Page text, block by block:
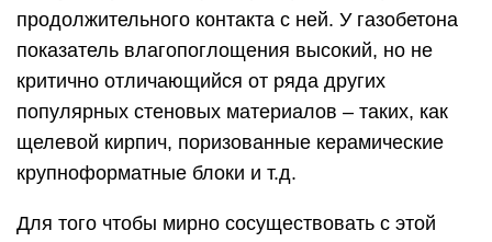
продолжительного контакта с ней. У газобетона
показатель влагопоглощения высокий, но не
критично отличающийся от ряда других
популярных стеновых материалов – таких, как
щелевой кирпич, поризованные керамические
крупноформатные блоки и т.д.
Для того чтобы мирно сосуществовать с этой